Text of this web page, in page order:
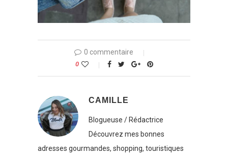
0 commentaire
0
CAMILLE
Blogueuse / Rédactrice
Découvrez mes bonnes
adresses gourmandes, shopping, touristiques